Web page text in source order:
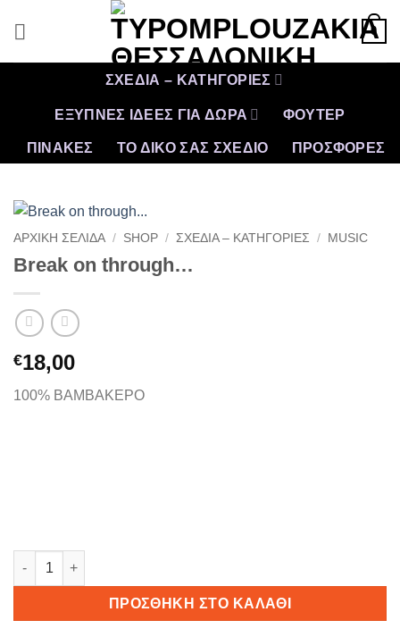
0
ΣΧΕΔΙΑ – ΚΑΤΗΓΟΡΙΕΣ
ΕΞΥΠΝΕΣ ΙΔΕΕΣ ΓΙΑ ΔΩΡΑ ΦΟΥΤΕΡ
ΠΙΝΑΚΕΣ ΤΟ ΔΙΚΟ ΣΑΣ ΣΧΕΔΙΟ ΠΡΟΣΦΟΡΈΣ
ΑΡΧΙΚΉ ΣΕΛΊΔΑ / SHOP / ΣΧΕΔΙΑ – ΚΑΤΗΓΟΡΙΕΣ / MUSIC
Break on through…
€18,00
100% ΒΑΜΒΑΚΕΡΟ
Break on through... ποσότητα
ΠΡΟΣΘΉΚΗ ΣΤΟ ΚΑΛΆΘΙ